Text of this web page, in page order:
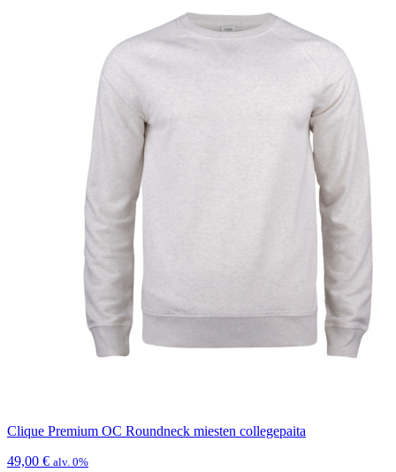
Clique Premium OC Roundneck miesten collegepaita
49,00 € alv. 0%